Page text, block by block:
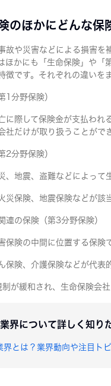
のほかにどんな保
故や災害などによる損害を
ほかにも「生命保険」や
徴です。それぞれの違いを
1分野保険）
に際して保険金が支払わ
社だけが取り扱うことがで
2分野保険）
、地震、盗難などによって
災保険、地震保険などが該
連の保険（第3分野保険）
保険の中間に位置する保険
保険、介護保険などが代表
が緩和され、生命保険会社
界について詳しく知り
界とは？業界動向や注目ト